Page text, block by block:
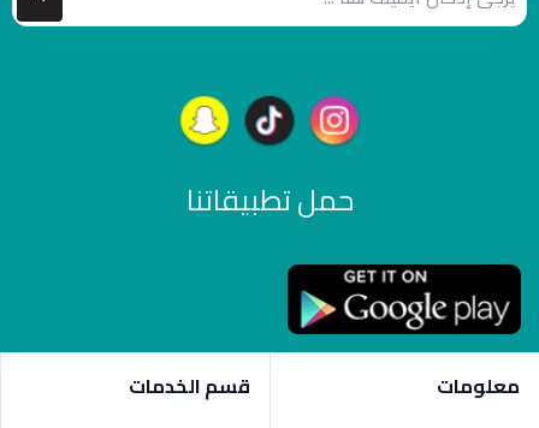
حمل تطبيقاتنا
معلومات
قسم الخدمات